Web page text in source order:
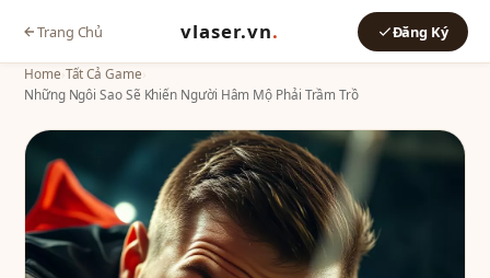
Trang Chủ vlaser.vn. Đăng Ký
Home›Tất Cả Game›
Những Ngôi Sao Sẽ Khiến Người Hâm Mộ Phải Trầm Trồ